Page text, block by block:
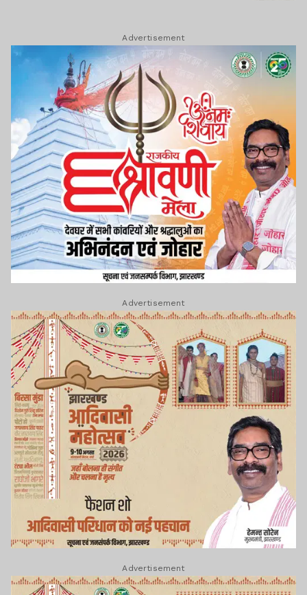
Advertisement
Advertisement
Advertisement